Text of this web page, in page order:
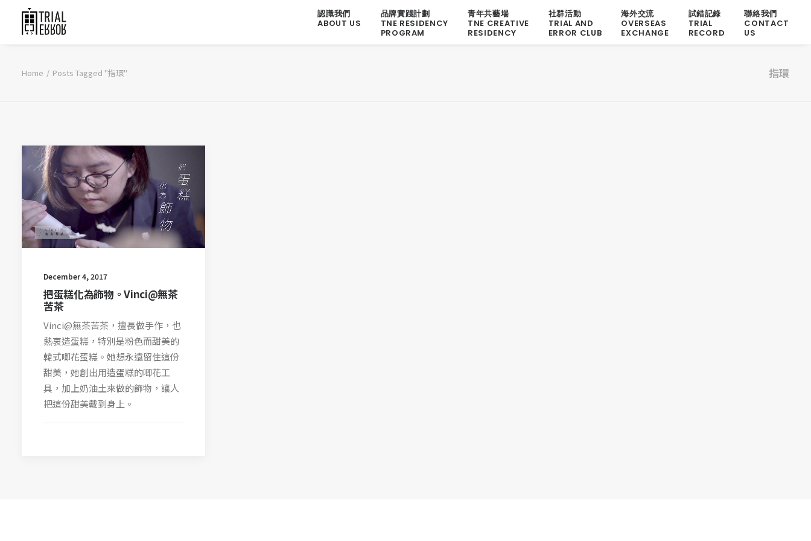
認識我們
ABOUT US
品牌實踐計劃
TNE RESIDENCY
PROGRAM
青年共藝場
TNE CREATIVE
RESIDENCY
社群活動
TRIAL AND
ERROR CLUB
海外交流
OVERSEAS
EXCHANGE
試錯記錄
TRIAL
RECORD
聯絡我們
CONTACT
US
指環
Home Posts Tagged "指環"
December 4, 2017
把蛋糕化為飾物。Vinci@無茶
苦茶
Vinci@無茶苦茶，擅長做手作，也
熱衷造蛋糕，特別是粉色而甜美的
韓式唧花蛋糕。她想永遠留住這份
甜美，她創出用造蛋糕的唧花工
具，加上奶油土來做的飾物，讓人
把這份甜美戴到身上。